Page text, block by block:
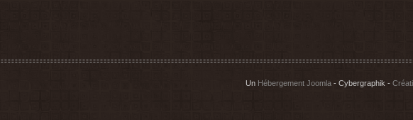
Un Hébergement Joomla - Cybergraphik -